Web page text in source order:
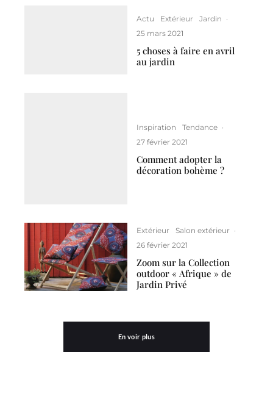
Actu Extérieur Jardin ·
25 mars 2021
5 choses à faire en avril
au jardin
Inspiration Tendance ·
27 février 2021
Comment adopter la
décoration bohème ?
Extérieur Salon extérieur ·
26 février 2021
Zoom sur la Collection
outdoor « Afrique » de
Jardin Privé
En voir plus